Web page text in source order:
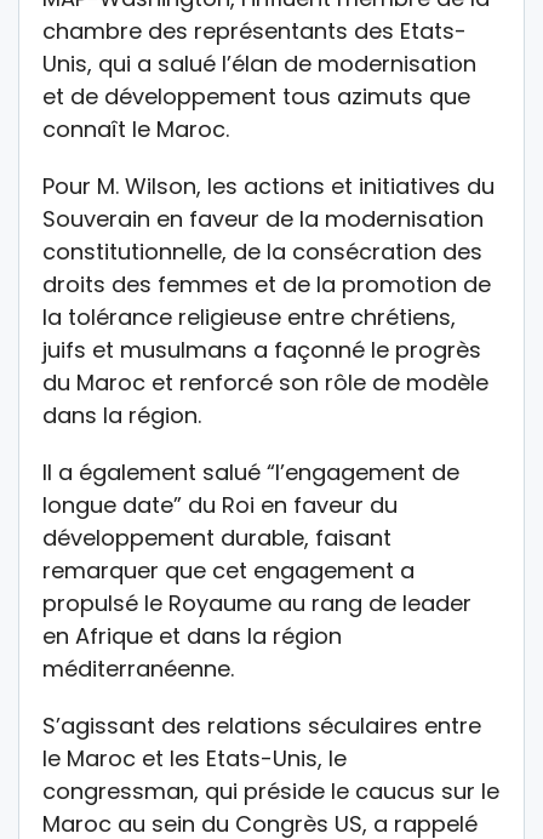
chambre des représentants des Etats-
Unis, qui a salué l’élan de modernisation
et de développement tous azimuts que
connaît le Maroc.
Pour M. Wilson, les actions et initiatives du
Souverain en faveur de la modernisation
constitutionnelle, de la consécration des
droits des femmes et de la promotion de
la tolérance religieuse entre chrétiens,
juifs et musulmans a façonné le progrès
du Maroc et renforcé son rôle de modèle
dans la région.
Il a également salué “l’engagement de
longue date” du Roi en faveur du
développement durable, faisant
remarquer que cet engagement a
propulsé le Royaume au rang de leader
en Afrique et dans la région
méditerranéenne.
S’agissant des relations séculaires entre
le Maroc et les Etats-Unis, le
congressman, qui préside le caucus sur le
Maroc au sein du Congrès US, a rappelé